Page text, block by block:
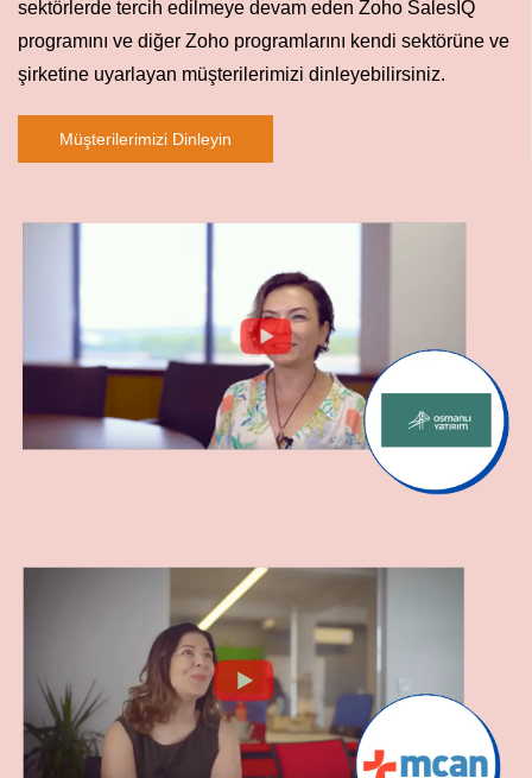
sektörlerde tercih edilmeye devam eden Zoho SalesIQ
programını ve diğer Zoho programlarını kendi sektörüne ve
şirketine uyarlayan müşterilerimizi dinleyebilirsiniz.
Müşterilerimizi Dinleyin